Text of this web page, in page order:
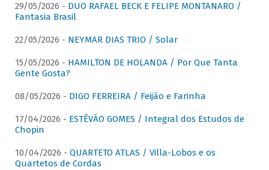
29/05/2026 - DUO RAFAEL BECK E FELIPE MONTANARO /
Fantasia Brasil
22/05/2026 - NEYMAR DIAS TRIO / Solar
15/05/2026 - HAMILTON DE HOLANDA / Por Que Tanta
Gente Gosta?
08/05/2026 - DIGO FERREIRA / Feijão e Farinha
17/04/2026 - ESTÊVÃO GOMES / Integral dos Estudos de
Chopin
10/04/2026 - QUARTETO ATLAS / Villa-Lobos e os
Quartetos de Cordas